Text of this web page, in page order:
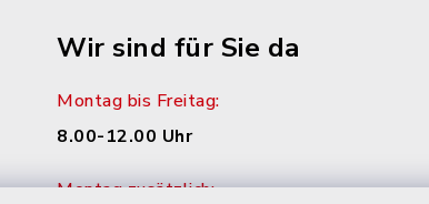
Wir sind für Sie da
Montag bis Freitag:
8.00-12.00 Uhr
Montag zusätzlich: